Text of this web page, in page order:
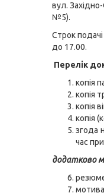
вул.
№5).
Строк
до 17.00.
Перелік
копія
копія
копія
копія
згода
час
додатково